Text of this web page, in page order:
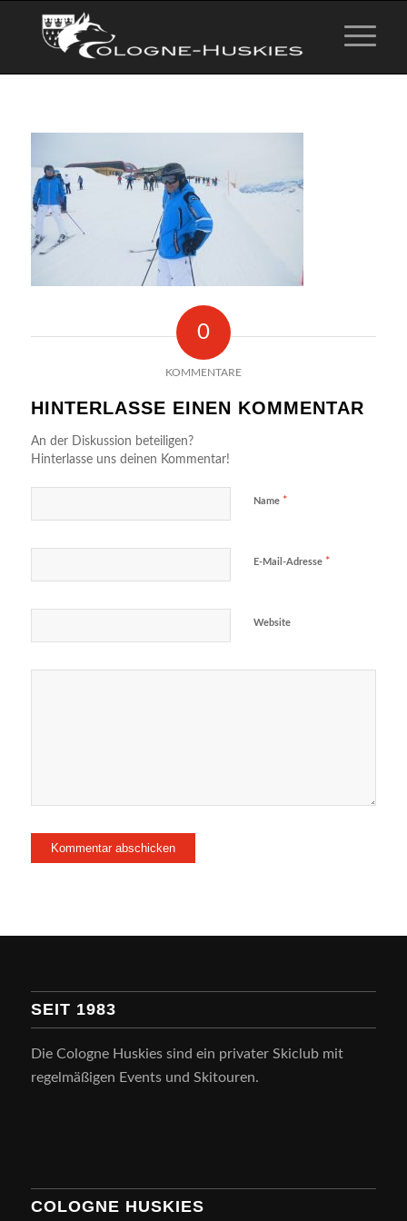
0
KOMMENTARE
HINTERLASSE EINEN KOMMENTAR
An der Diskussion beteiligen?
Hinterlasse uns deinen Kommentar!
Name *
E-Mail-Adresse *
Website
SEIT 1983
Die Cologne Huskies sind ein privater Skiclub mit
regelmäßigen Events und Skitouren.
COLOGNE HUSKIES